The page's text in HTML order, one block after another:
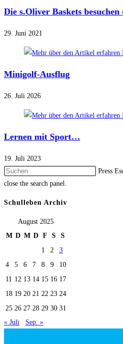
Die s.Oliver Baskets
29. Juni 2021
Minigolf-Ausflug
26. Juli 2026
Lernen mit Sport…
19. Juli 2023
Press
close the search panel.
Schulleben Archiv
August 2025
M D M D F S
S
1
2
3
4
5 6 7 8 9
10
11 12 13 14 15 16 17
18 19 20 21 22 23 24
25 26 27 28 29 30 31
« Juli
Sep. »